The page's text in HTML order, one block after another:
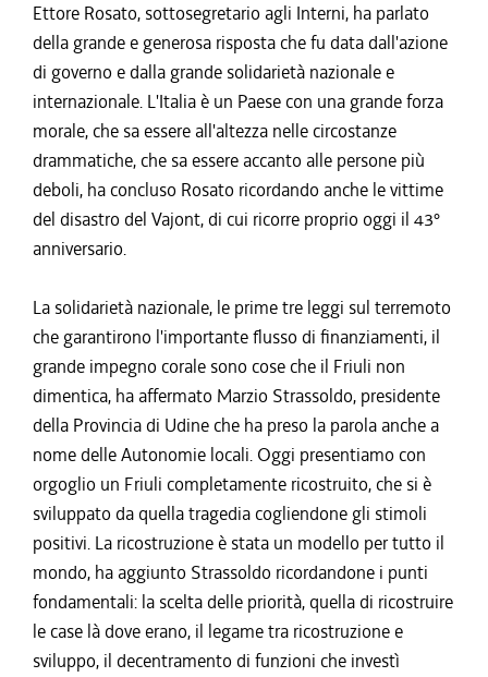
Ettore Rosato, sottosegretario agli Interni, ha parlato
della grande e generosa risposta che fu data dall'azione
di governo e dalla grande solidarietà nazionale e
internazionale. L'Italia è un Paese con una grande forza
morale, che sa essere all'altezza nelle circostanze
drammatiche, che sa essere accanto alle persone più
deboli, ha concluso Rosato ricordando anche le vittime
del disastro del Vajont, di cui ricorre proprio oggi il 43°
anniversario.
La solidarietà nazionale, le prime tre leggi sul terremoto
che garantirono l'importante flusso di finanziamenti, il
grande impegno corale sono cose che il Friuli non
dimentica, ha affermato Marzio Strassoldo, presidente
della Provincia di Udine che ha preso la parola anche a
nome delle Autonomie locali. Oggi presentiamo con
orgoglio un Friuli completamente ricostruito, che si è
sviluppato da quella tragedia cogliendone gli stimoli
positivi. La ricostruzione è stata un modello per tutto il
mondo, ha aggiunto Strassoldo ricordandone i punti
fondamentali: la scelta delle priorità, quella di ricostruire
le case là dove erano, il legame tra ricostruzione e
sviluppo, il decentramento di funzioni che investì